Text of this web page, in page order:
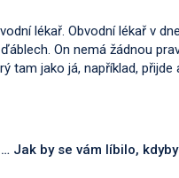
lékař. Obvodní lékař v
On nemá žádnou
tam jako já, například,
Jak by se vám líbilo,